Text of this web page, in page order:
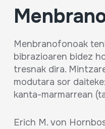
Menbranofonoak
bibrazioaren bidez
tresnak dira.
modutara sor
kanta-marmarrean
Erich M. von